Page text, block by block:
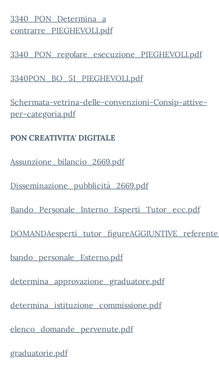
3340_PON_Determina_a
contrarre_PIEGHEVOLI.pdf
3340_PON_regolare_esecuzione_PIEGHEVOLI.pdf
3340PON_BO_51_PIEGHEVOLI.pdf
Schermata-vetrina-delle-convenzioni-Consip-attive-
per-categoria.pdf
PON CREATIVITA' DIGITALE
Assunzione_bilancio_2669.pdf
Disseminazione_pubblicità_2669.pdf
Bando_Personale_Interno_Esperti_Tutor_ecc.pdf
bando_personale_Esterno.pdf
determina_approvazione_graduatore.pdf
determina_istituzione_commissione.pdf
elenco_domande_pervenute.pdf
graduatorie.pdf